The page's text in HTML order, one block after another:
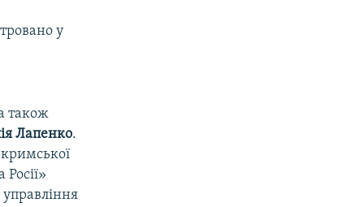
у
також
Лапенко.
управління